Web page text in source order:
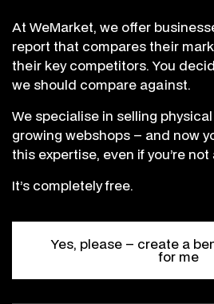
At WeMarket, we offer
report that compares their
their key competitors. You
we should compare against.
We specialise in selling
growing webshops – and now
this expertise, even if you’re
It’s completely free.
Yes, please – create a
for me